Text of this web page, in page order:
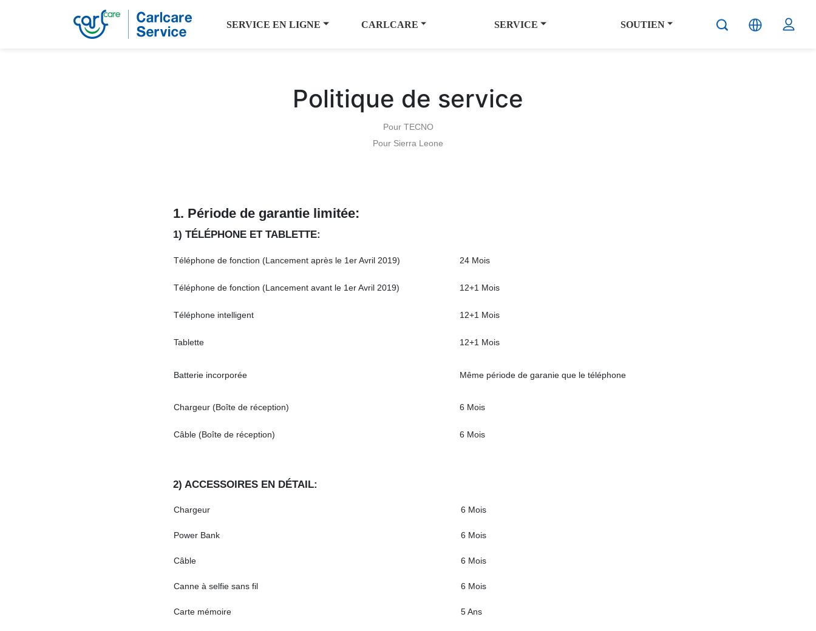
SERVICE EN LIGNE CARLCARE SERVICE SOUTIEN
Politique de service
Pour TECNO
Pour Sierra Leone
1. Période de garantie limitée:
1) TÉLÉPHONE ET TABLETTE:
Téléphonede fonction (Lancement après le 1er Avril 2019) 24 Mois
Téléphone de fonction (Lancement avant le 1er Avril 2019) 12+1 Mois
Téléphone intelligent 12+1 Mois
Tablette 12+1 Mois
Batterie incorporée Même période de garanie que le téléphone
Chargeur (Boîte de réception) 6 Mois
Câble (Boîte de réception) 6 Mois
2) ACCESSOIRES EN DÉTAIL:
Chargeur 6 Mois
Power Bank 6 Mois
Câble 6 Mois
Canne à selfie sans fil 6 Mois
Carte mémoire 5 Ans